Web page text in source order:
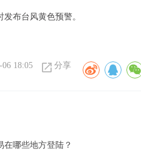
布台风黄色预警。
06 18:05 分享
在哪些地方登陆？